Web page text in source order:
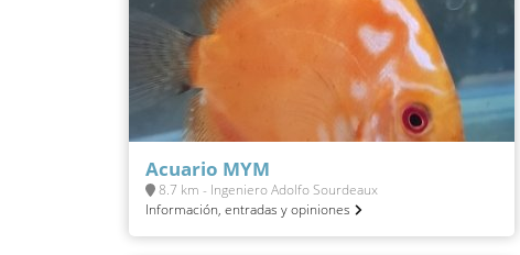
Acuario MYM
8.7 km - Ingeniero Adolfo Sourdeaux
Información, entradas y opiniones